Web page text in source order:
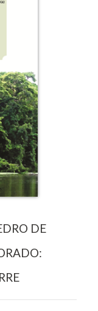
DE